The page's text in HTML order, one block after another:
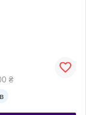
₴